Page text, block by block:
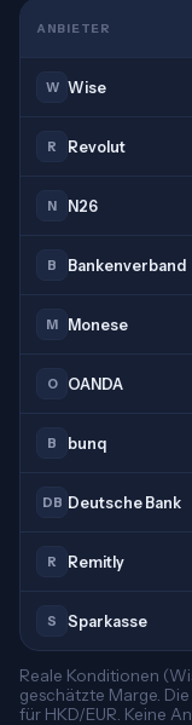
ANBIETER
W Wise
R Revolut
N N26
B Bankenverband
M Monese
O OANDA
B bunq
DB Deutsche Bank
R Remitly
S Sparkasse
Reale Konditionen
geschätzte Marge.
für HKD/EUR. Keine